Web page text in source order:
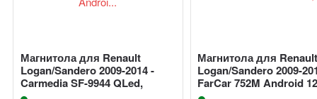
Магнитола для Renault
Logan/Sandero 2009-2014 -
Carmedia SF-9944 QLed,
Androi...
Магнитола для
Logan/Sandero 2009-
FarCar 752M Android
яде...